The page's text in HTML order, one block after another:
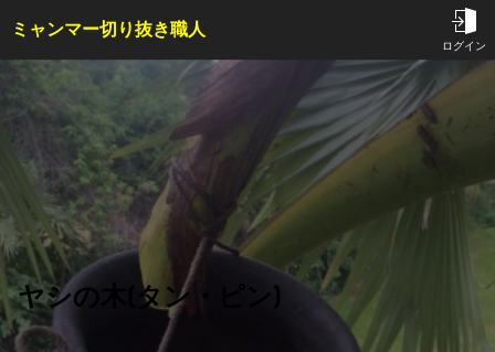
ミャンマー切り抜き職人
ログイン
TOP
サービス内容・料金
会員特典
事例
コラム
お問い合わせ
ヤシの木(タン・ピン)